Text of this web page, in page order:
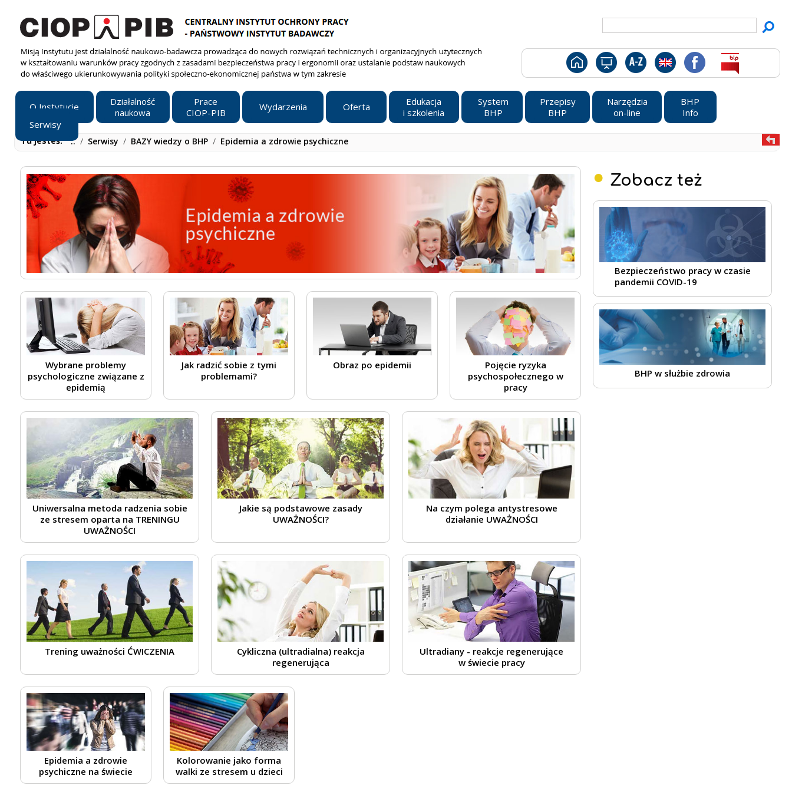
O Instytucie
Działalność
naukowa
Prace
CIOP-PIB
Wydarzenia Oferta
Edukacja
i szkolenia
System
BHP
Przepisy
BHP
Narzędzia
on-line
BHP
Info
Serwisy
Tu jesteś: ../ Serwisy / BAZY wiedzy o BHP / Epidemia a zdrowie psychiczne
Wybrane problemy
psychologiczne związane z
epidemią
Jak radzić sobie z tymi
problemami?
Obraz po epidemii
Pojęcie ryzyka
psychospołecznego w
pracy
Uniwersalna metoda radzenia sobie
ze stresem oparta na TRENINGU
UWAŻNOŚCI
Jakie są podstawowe zasady
UWAŻNOŚCI?
Na czym polega antystresowe
działanie UWAŻNOŚCI
Trening uważności ĆWICZENIA
Cykliczna (ultradialna) reakcja
regenerująca
Ultradiany - reakcje regenerujące
w świecie pracy
Epidemia a zdrowie
psychiczne na świecie
Kolorowanie jako forma
walki ze stresem u dzieci
Zobacz też
Bezpieczeństwo pracy w czasie
pandemii COVID-19
BHP w służbie zdrowia